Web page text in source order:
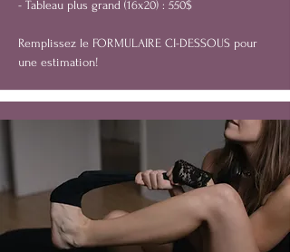
- Tableau plus grand (16x20) : 550$
Remplissez le FORMULAIRE CI-DESSOUS pour
une estimation!